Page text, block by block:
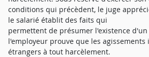
conditions qui précèdent, le juge
le salarié établit des faits qui
permettent de présumer l'existence
l'employeur prouve que les agissements
étrangers à tout harcèlement.